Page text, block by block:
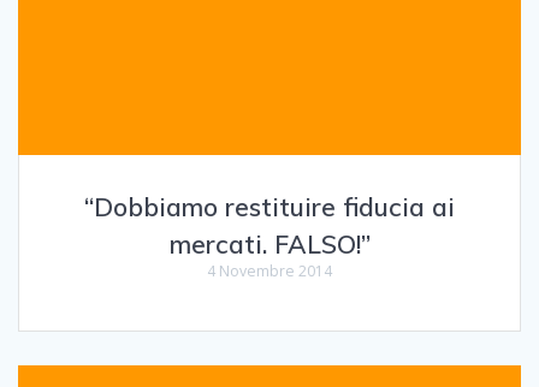
“Dobbiamo restituire fiducia ai
mercati. FALSO!”
4 Novembre 2014